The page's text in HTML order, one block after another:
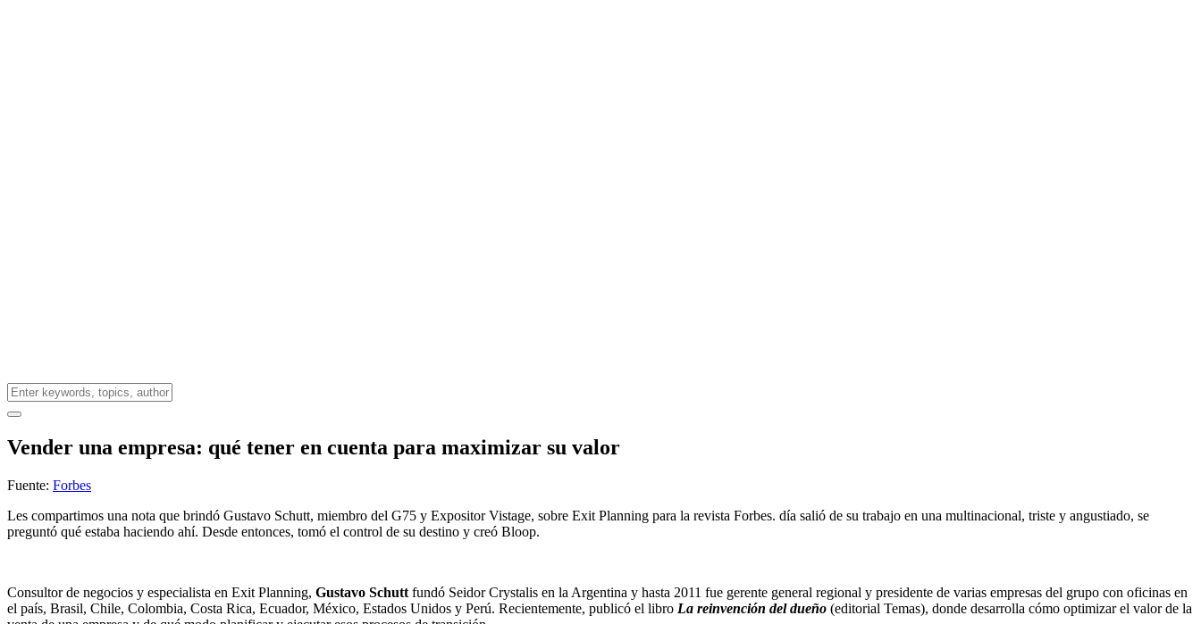
Vender una empresa: qué tener en cuenta para maximizar su valor
Fuente: Forbes
Les compartimos una nota que brindó Gustavo Schutt, miembro del G75 y Expositor Vistage, sobre Exit Planning para la revista Forbes. día salió de su trabajo en una multinacional, triste y angustiado, se
preguntó qué estaba haciendo ahí. Desde entonces, tomó el control de su destino y creó Bloop.
Consultor de negocios y especialista en Exit Planning, Gustavo Schutt fundó Seidor Crystalis en la Argentina y hasta 2011 fue gerente general regional y presidente de varias empresas del grupo con oficinas en
el país, Brasil, Chile, Colombia, Costa Rica, Ecuador, México, Estados Unidos y Perú. Recientemente, publicó el libro La reinvención del dueño (editorial Temas), donde desarrolla cómo optimizar el valor de la